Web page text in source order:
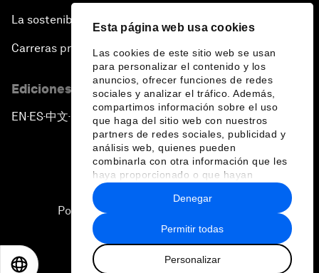
Esta página web usa cookies
Las cookies de este sitio web se usan
para personalizar el contenido y los
anuncios, ofrecer funciones de redes
sociales y analizar el tráfico. Además,
compartimos información sobre el uso
que haga del sitio web con nuestros
partners de redes sociales, publicidad y
análisis web, quienes pueden
combinarla con otra información que les
haya proporcionado o que hayan
recopilado a partir del uso que haya
hecho de sus servicios.
Permitir todas
Personalizar
Denegar
La sostenibilidad en el Foro
Carreras profesionales
Ediciones en otros idiomas
EN ▪ES▪中文▪ 日本語
Política de privacidad y normas de uso
Sitemap
2026 Foro Económico Mundial